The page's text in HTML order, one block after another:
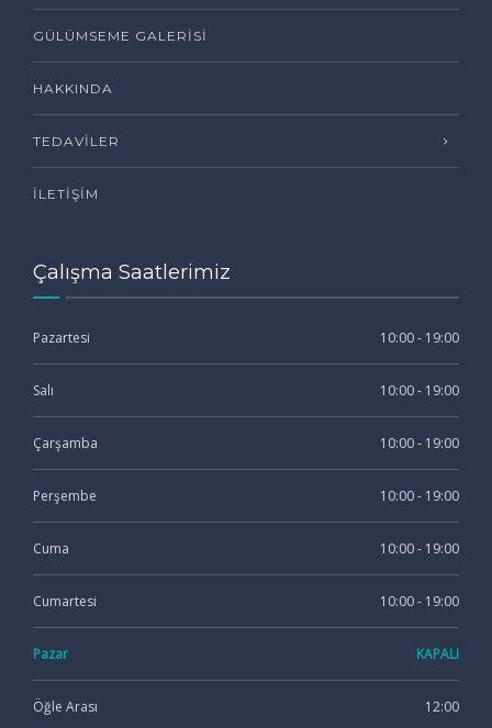
GÜLÜMSEME GALERISI
HAKKINDA
TEDAVILER
İLETIŞIM
Çalışma Saatlerimiz
Pazartesi 10:00 - 19:00
Salı 10:00 - 19:00
Çarşamba 10:00 - 19:00
Perşembe 10:00 - 19:00
Cuma 10:00 - 19:00
Cumartesi 10:00 - 19:00
Pazar KAPALI
Öğle Arası 12:00